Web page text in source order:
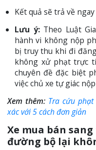
Kết quả sẽ trả về
Lưu ý:Theo Luật
hành vi không nộp
bị truy thu khi đi
không xử phạt trực
chuyên đề đặc biệt
việc chủ xe tự giác
Xem thêm: Tra cứu
xác với 5 cách đơn giản
Xe mua bán
đường bộ lại